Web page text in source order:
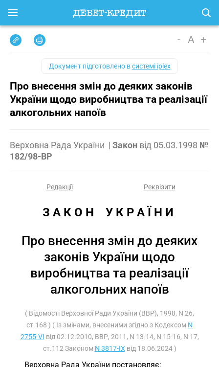
- A +
Документ підготовлено всистемі iplex
Про внесення змін до деяких законів
України щодо виробництва та реалізації
алкогольних напоїв
Верховна Рада України | Закон від 05.03.1998 №
182/98-ВР
Редакції Реквізити
З А К О Н    У К Р А Ї Н И
Про внесення змін до деяких
законів України щодо
виробництва та реалізації
алкогольних напоїв
( Відомості Верховної Ради України (ВВР), 1998, N 26,
ст.168 ) ( Із змінами, внесеними згідно з Кодексом N
2755-VI від 02.12.2010, ВВР, 2011, N 13-14, N 15-16, N 17,
ст.112 Законом N 3817-IX від 18.06.2024 )
Верховна Рада України постановляє: